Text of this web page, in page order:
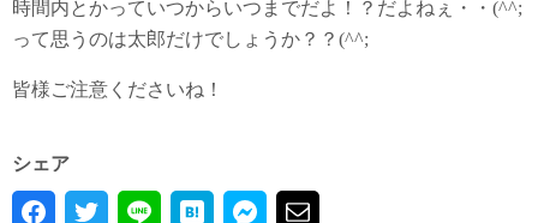
時間内とかっていつからいつまでだよ！？だよねぇ・・(^^;
って思うのは太郎だけでしょうか？？(^^;
皆様ご注意くださいね！
シェア